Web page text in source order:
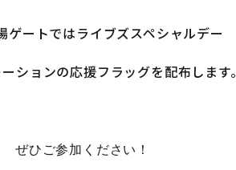
ゲートではライブズスペシャルデー
ションの応援フラッグを配布します。
ぜひご参加ください！